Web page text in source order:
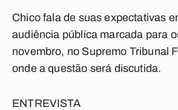
Chico fala de suas expectativas
audiência pública marcada para
novembro, no Supremo Tribunal
onde a questão será discutida.
ENTREVISTA